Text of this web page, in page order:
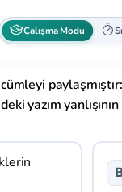
Çalışma Modu
yazım